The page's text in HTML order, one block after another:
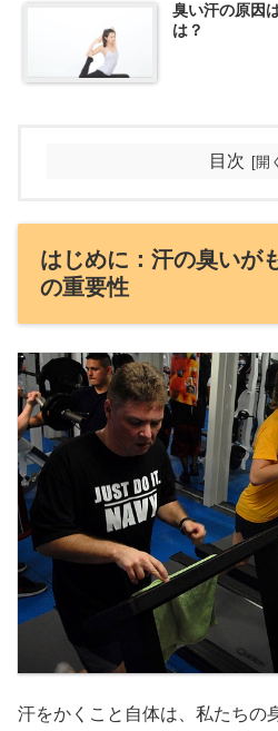
臭い汗の原因
は？
目次
はじめに：汗の臭いが
の重要性
汗をかくこと自体は、私たちの